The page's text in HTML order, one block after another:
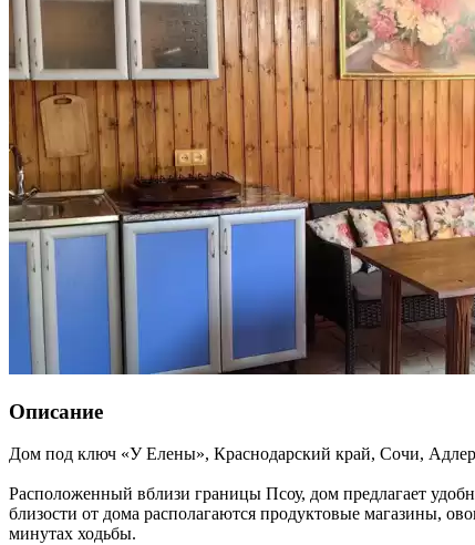
Описание
Дом под ключ «У Елены», Краснодарский край, Сочи, Адлер
Расположенный вблизи границы Псоу, дом предлагает
близости от дома располагаются продуктовые магазины,
минутах ходьбы.